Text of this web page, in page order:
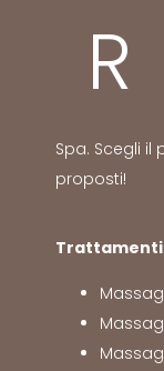
R
Spa. Scegli
proposti!